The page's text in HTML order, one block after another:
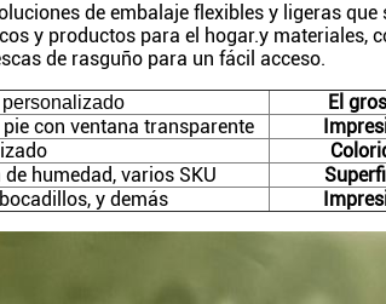
de embalaje flexibles y ligeras
y productos para el hogar.y materiales,
de rasguño para un fácil acceso.
El
pie con ventana transparente
de humedad, varios SKU
y demás